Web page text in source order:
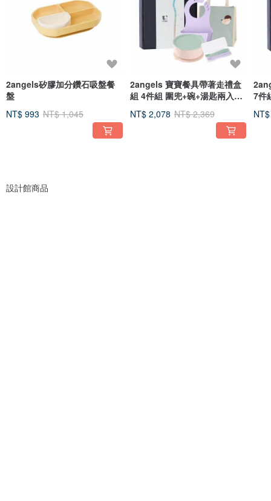
2angels矽膠加分鑽石吸盤餐
盤
NT$ 993 NT$ 1,045
2angels 寶寶餐具帶著走禮盒
組 4件組 圍兜+碗+湯匙兩入
NT$ 2,078 NT$ 2,369
7件
設計館商品